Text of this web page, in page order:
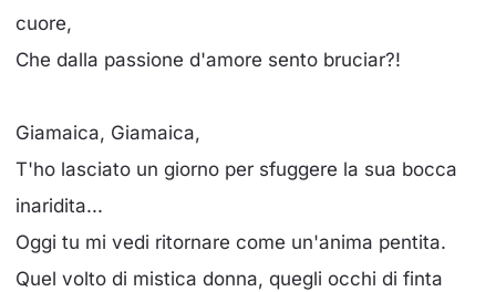
cuore,
Che dalla passione d'amore sento bruciar?!
Giamaica, Giamaica,
T'ho lasciato un giorno per sfuggere la sua bocca
inaridita...
Oggi tu mi vedi ritornare come un'anima pentita.
Quel volto di mistica donna, quegli occhi di finta